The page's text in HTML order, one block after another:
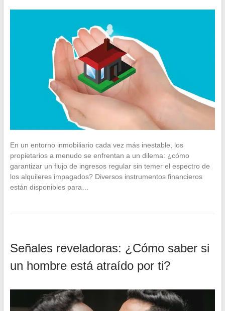
En un entorno inmobiliario cada vez más inestable, los
propietarios a menudo se enfrentan a un dilema: ¿cómo
garantizar un flujo de ingresos regular sin temer el espectro de
los alquileres impagados? Diversos instrumentos financieros
están disponibles para…
Señales reveladoras: ¿Cómo saber si
un hombre está atraído por ti?